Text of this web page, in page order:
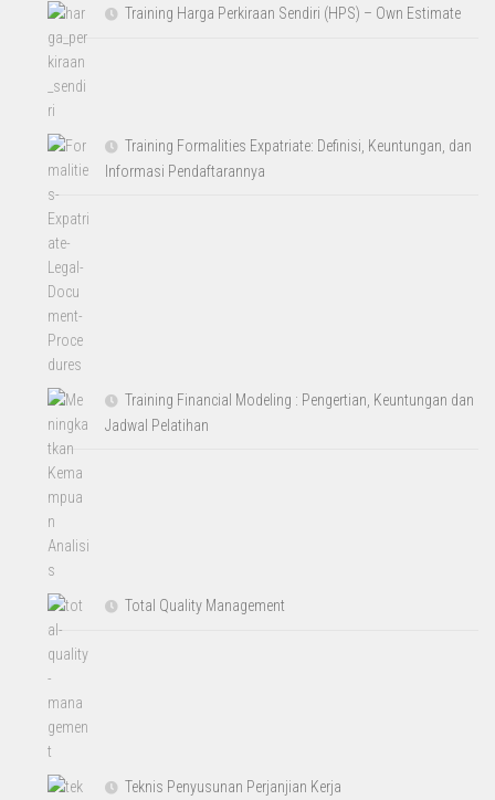
Training Harga Perkiraan Sendiri (HPS) – Own Estimate
Training Formalities Expatriate: Definisi, Keuntungan, dan
Informasi Pendaftarannya
Training Financial Modeling : Pengertian, Keuntungan dan
Jadwal Pelatihan
Total Quality Management
Teknis Penyusunan Perjanjian Kerja